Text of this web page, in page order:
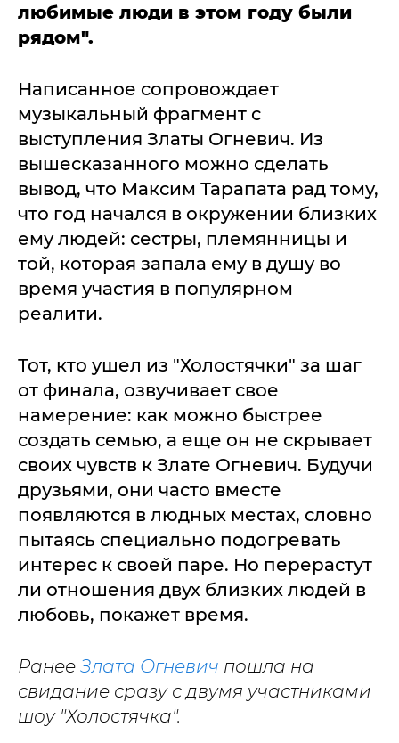
любимые люди в этом году были
рядом".
Написанное сопровождает
музыкальный фрагмент с
выступления Златы Огневич. Из
вышесказанного можно сделать
вывод, что Максим Тарапата рад тому,
что год начался в окружении близких
ему людей: сестры, племянницы и
той, которая запала ему в душу во
время участия в популярном
реалити.
Тот, кто ушел из "Холостячки" за шаг
от финала, озвучивает свое
намерение: как можно быстрее
создать семью, а еще он не скрывает
своих чувств к Злате Огневич. Будучи
друзьями, они часто вместе
появляются в людных местах, словно
пытаясь специально подогревать
интерес к своей паре. Но перерастут
ли отношения двух близких людей в
любовь, покажет время.
Ранее Злата Огневич пошла на
свидание сразу с двумя участниками
шоу "Холостячка".